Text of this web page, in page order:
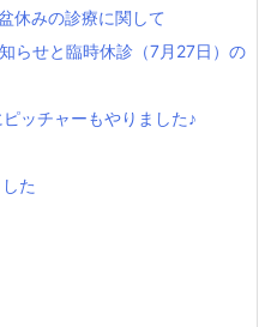
休みの診療に関して
らせと臨時休診（7月27日）の
ッチャーもやりました♪
た